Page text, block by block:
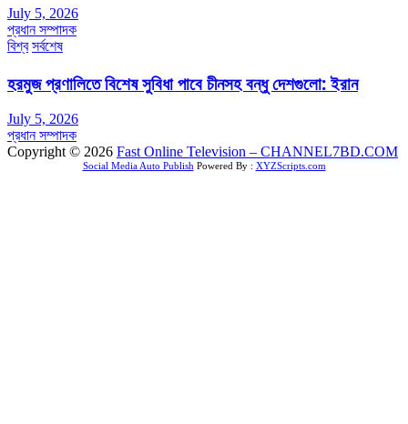
July 5, 2026
প্রধান সম্পাদক
বিশ্ব সর্বশেষ
হরমুজ প্রণালিতে বিশেষ সুবিধা পাবে চীনসহ বন্ধু দেশগুলো: ইরান
July 5, 2026
প্রধান সম্পাদক
Copyright © 2026 Fast Online Television – CHANNEL7BD.COM
Social Media Auto Publish Powered By : XYZScripts.com